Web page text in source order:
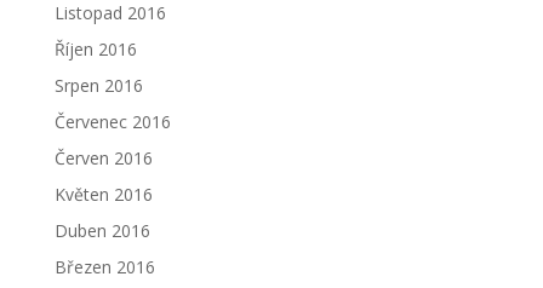
Listopad 2016
Říjen 2016
Srpen 2016
Červenec 2016
Červen 2016
Květen 2016
Duben 2016
Březen 2016